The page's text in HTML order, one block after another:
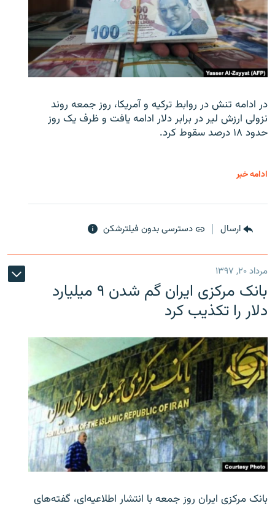
در ادامه تنش در روابط ترکیه و آمریکا، روز جمعه روند
نزولی ارزش لیر در برابر دلار ادامه یافت و ظرف یک روز
حدود ۱۸ درصد سقوط کرد.
ادامه خبر
ارسال دسترسی بدون فیلترشکن
مرداد ۲۰, ۱۳۹۷
بانک مرکزی ایران گم شدن ۹ میلیارد
دلار را تکذیب کرد
بانک مرکزی ایران روز جمعه با انتشار اطلاعیه‌ای، گفته‌های